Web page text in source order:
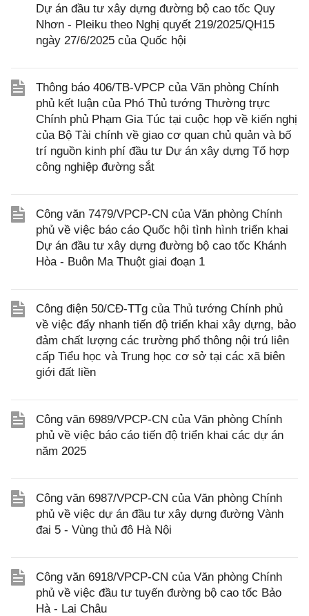
Dự án đầu tư xây dựng đường bộ cao tốc Quy
Nhơn - Pleiku theo Nghị quyết 219/2025/QH15
ngày 27/6/2025 của Quốc hội
Thông báo 406/TB-VPCP của Văn phòng Chính
phủ kết luận của Phó Thủ tướng Thường trực
Chính phủ Phạm Gia Túc tại cuộc họp về kiến nghị
của Bộ Tài chính về giao cơ quan chủ quản và bố
trí nguồn kinh phí đầu tư Dự án xây dựng Tổ hợp
công nghiệp đường sắt
Công văn 7479/VPCP-CN của Văn phòng Chính
phủ về việc báo cáo Quốc hội tình hình triển khai
Dự án đầu tư xây dựng đường bộ cao tốc Khánh
Hòa - Buôn Ma Thuột giai đoạn 1
Công điện 50/CĐ-TTg của Thủ tướng Chính phủ
về việc đẩy nhanh tiến độ triển khai xây dựng, bảo
đảm chất lượng các trường phổ thông nội trú liên
cấp Tiểu học và Trung học cơ sở tại các xã biên
giới đất liền
Công văn 6989/VPCP-CN của Văn phòng Chính
phủ về việc báo cáo tiến độ triển khai các dự án
năm 2025
Công văn 6987/VPCP-CN của Văn phòng Chính
phủ về việc dự án đầu tư xây dựng đường Vành
đai 5 - Vùng thủ đô Hà Nội
Công văn 6918/VPCP-CN của Văn phòng Chính
phủ về việc đầu tư tuyến đường bộ cao tốc Bảo
Hà - Lai Châu